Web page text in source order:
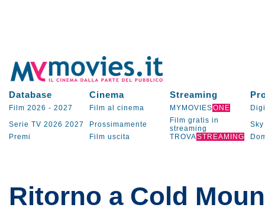
Database Cinema Streaming
Film 2026 - 2027 Film al cinema MYMOVIESONE
Serie TV 2026 2027 Prossimamente
Film gratis in
streaming
Sky
Premi
Film uscita TROVASTREAMING
Ritorno a Cold